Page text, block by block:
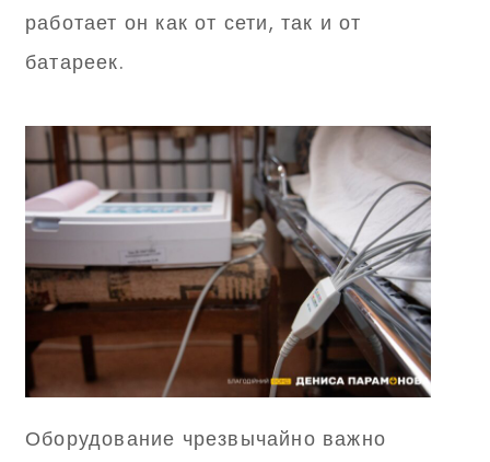
работает он как от сети, так и от
батареек.
Оборудование чрезвычайно важно